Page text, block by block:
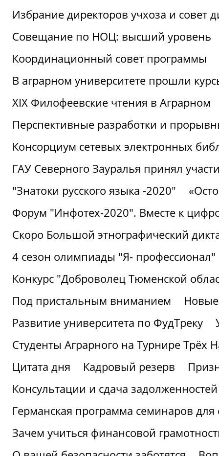
Избрание директоров учхоза и совет
Совещание по НОЦ: высший уровень
Координационный совет программы
В аграрном университете прошли
XIX Филофеевские чтения в Аграрном
Перспективные разработки и
Консорциум сетевых электронных
ГАУ Северного Зауралья принял
"Знатоки русского языка -2020"
Форум "Инфотех-2020". Вместе к
Скоро Большой этнографический
4 сезон олимпиады "Я- профессионал"
Конкурс "Доброволец Тюменской
Под пристальным вниманием
Развитие университета по ФудТреку
Студенты Аграрного на Турнире Трёх
Цитата дня
Кадровый резерв
Консультации и сдача
Германская программа семинаров для
Зачем учиться финансовой